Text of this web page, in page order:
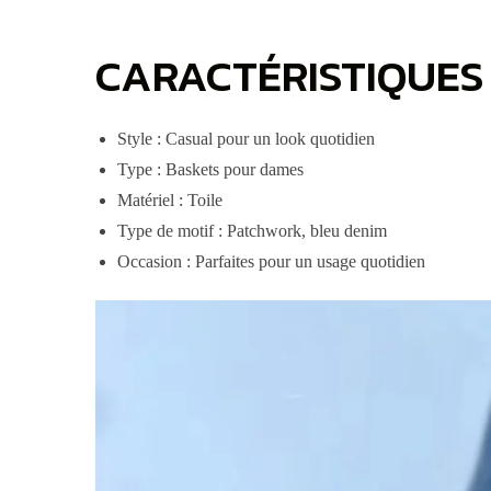
Style : Casual pour un look quotidien
Type : Baskets pour dames
Matériel : Toile
Type de motif : Patchwork, bleu denim
Occasion : Parfaites pour un usage quotidien